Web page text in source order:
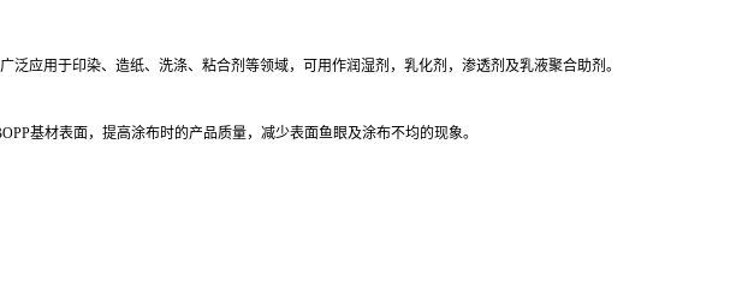
应用于印染、造纸、洗涤、粘合剂等领域，可用作润湿剂，乳化剂，渗透剂及乳液聚合助剂。
基材表面，提高涂布时的产品质量，减少表面鱼眼及涂布不均的现象。